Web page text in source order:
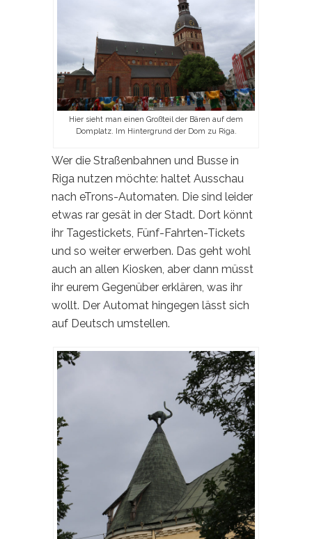
Hier sieht man einen Großteil der Bären auf dem
Domplatz. Im Hintergrund der Dom zu Riga.
Wer die Straßenbahnen und Busse in
Riga nutzen möchte: haltet Ausschau
nach eTrons-Automaten. Die sind leider
etwas rar gesät in der Stadt. Dort könnt
ihr Tagestickets, Fünf-Fahrten-Tickets
und so weiter erwerben. Das geht wohl
auch an allen Kiosken, aber dann müsst
ihr eurem Gegenüber erklären, was ihr
wollt. Der Automat hingegen lässt sich
auf Deutsch umstellen.